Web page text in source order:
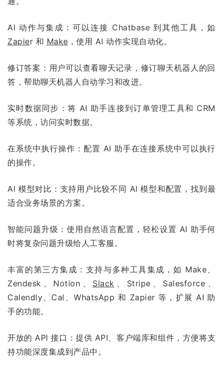
AI 动作与集成：可以连接 Chatbase 到其他工具，如
Zapier 和 Make ，使用 AI 动作实现自动化。
修订答案：用户可以查看聊天记录，修订聊天机器人的回
答，帮助聊天机器人自动学习和改进。
实时数据同步：将 AI 助手连接到订单管理工具和 CRM
等系统，访问实时数据。
在系统中执行操作：配置 AI 助手在连接系统中可以执行
的操作。
AI 模型对比：支持用户比较不同 AI 模型和配置，找到最
适合业务场景的方案。
智能问题升级：使用自然语言配置，轻松设置 AI 助手何
时将复杂问题升级给人工客服。
丰富的第三方集成：支持与多种工具集成，如 Make、
Zendesk、Notion、 Slack 、Stripe、Salesforce、
Calendly、Cal、WhatsApp 和 Zapier 等，扩展 AI 助
手的功能。
开放的 API 接口：提供 API、客户端库和组件，方便将支
持功能深度集成到产品中。